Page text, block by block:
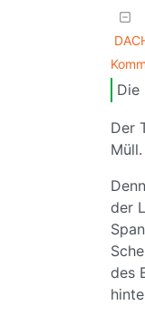
Die
Der
Müll.
der
des